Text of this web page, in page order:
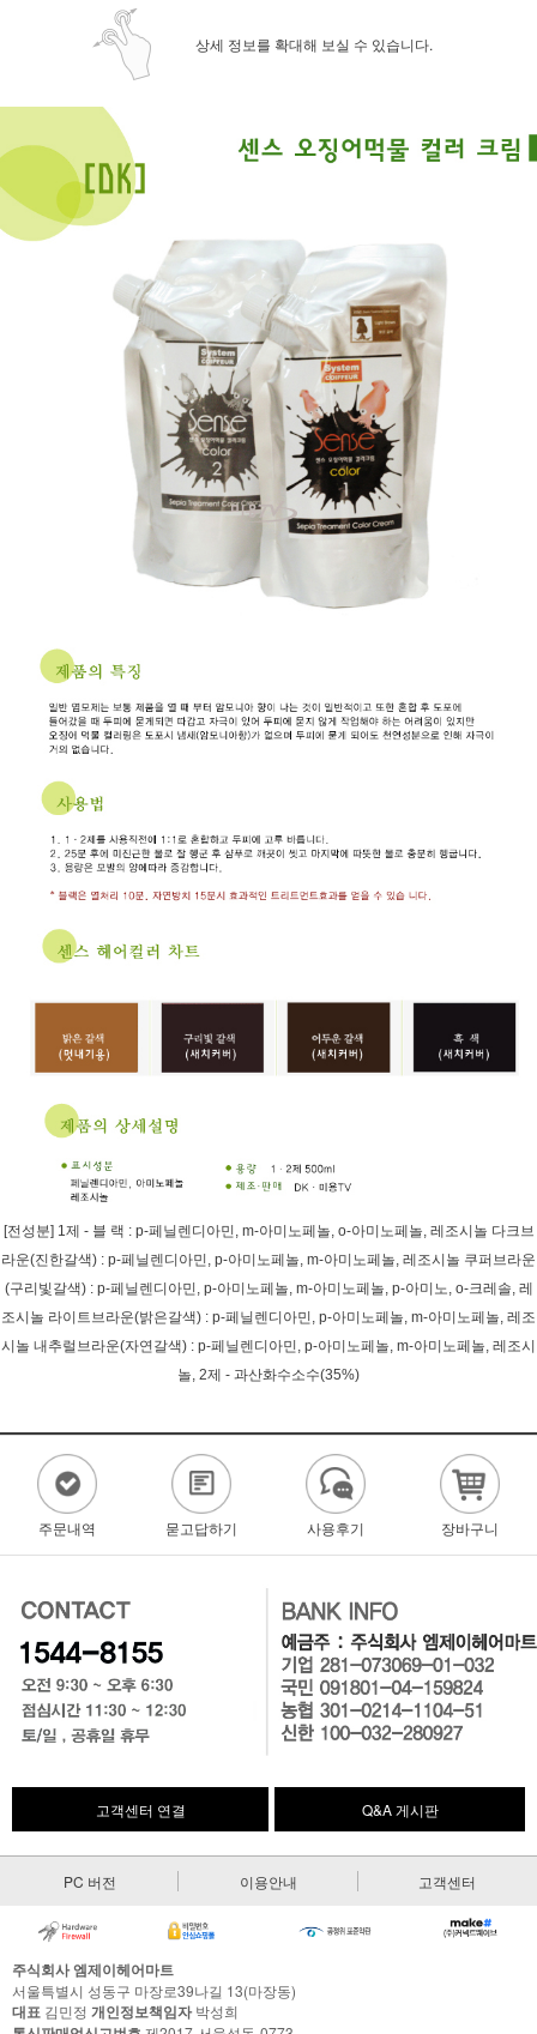
상세 정보를 확대해 보실 수 있습니다.
[전성분] 1제 - 블 랙 : p-페닐렌디아민, m-아미노페놀, o-아미노페놀, 레조시놀 다크브
라운(진한갈색) : p-페닐렌디아민, p-아미노페놀, m-아미노페놀, 레조시놀 쿠퍼브라운
(구리빛갈색) : p-페닐렌디아민, p-아미노페놀, m-아미노페놀, p-아미노, o-크레솔, 레
조시놀 라이트브라운(밝은갈색) : p-페닐렌디아민, p-아미노페놀, m-아미노페놀, 레조
시놀 내추럴브라운(자연갈색) : p-페닐렌디아민, p-아미노페놀, m-아미노페놀, 레조시
놀, 2제 - 과산화수소수(35%)
주문내역 묻고답하기 사용후기 장바구니
고객센터 연결 Q&A 게시판
PC 버전 이용안내 고객센터
주식회사 엠제이헤어마트
서울특별시 성동구 마장로39나길 13(마장동)
대표 김민정 개인정보책임자박성희